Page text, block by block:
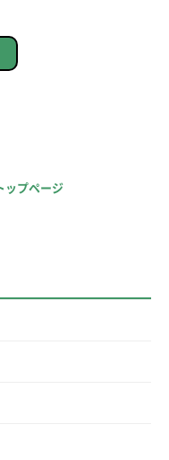
プページ